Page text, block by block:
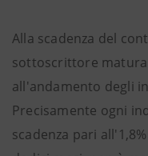
Alla scadenza del
sottoscrittore matura
all'andamento degli
Precisamente ogni
scadenza pari